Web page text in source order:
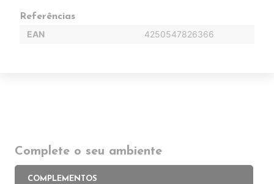
Referências
EAN 4250547826366
Complete o seu ambiente
COMPLEMENTOS